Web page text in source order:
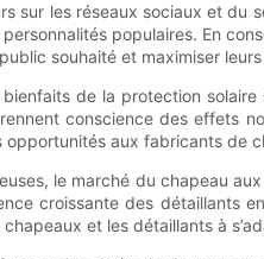
sur les réseaux sociaux et
populaires. En
souhaité et maximiser
de la protection
conscience des effets
aux fabricants de
le marché du chapeau
croissante des
et les détaillants à